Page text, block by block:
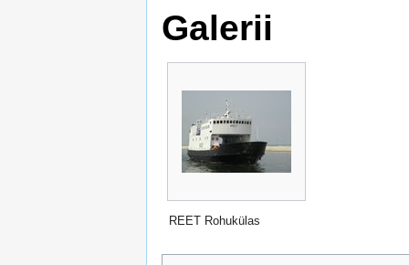
Galerii
REET Rohukülas